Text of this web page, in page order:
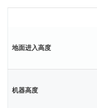
地面进入高度
机器高度